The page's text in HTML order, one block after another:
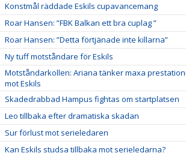
Konstmål räddade Eskils cupavancemang
Roar Hansen: ”FBK Balkan ett bra cuplag ”
Roar Hansen: ”Detta förtjänade inte killarna”
Ny tuff motståndare för Eskils
Motståndarkollen: Ariana tänker maxa
mot Eskils
Skadedrabbad Hampus fightas om startplatsen
Leo tillbaka efter dramatiska skadan
Sur förlust mot serieledaren
Kan Eskils studsa tillbaka mot serieledarna?